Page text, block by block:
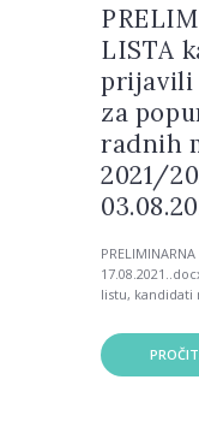
LISTA
prijavili
za
radnih
2021/
listu, kandidati